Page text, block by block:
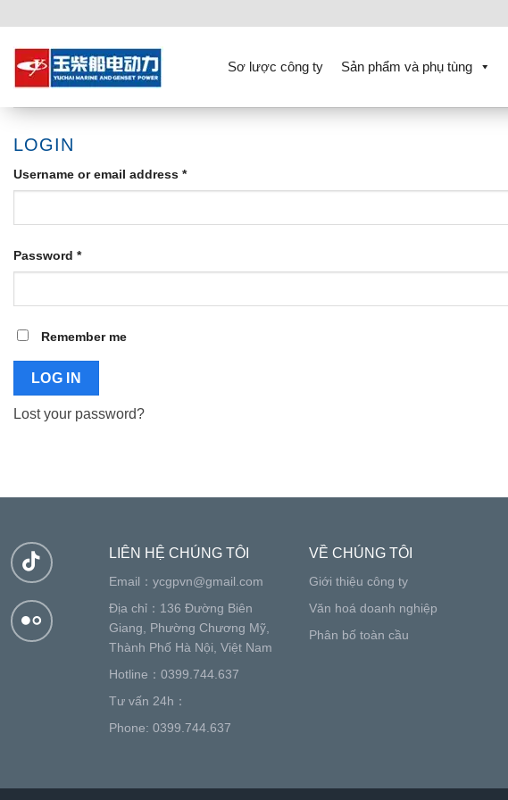
content
Sơ lược công ty Sản phẩm và phụ tùng
LOGIN
Username or email address *
Password *
Remember me
LOG IN
Lost your password?
LIÊN HỆ CHÚNG TÔI
Email： ycgpvn@gmail.com
Địa chỉ：136 Đường Biên
Giang, Phường Chương Mỹ,
Thành Phố Hà Nội, Việt Nam
Hotline：0399.744.637
Tư vấn 24h：
Phone: 0399.744.637
VỀ CHÚNG TÔI
Giới thiệu công ty
Văn hoá doanh nghiệp
Phân bố toàn cầu